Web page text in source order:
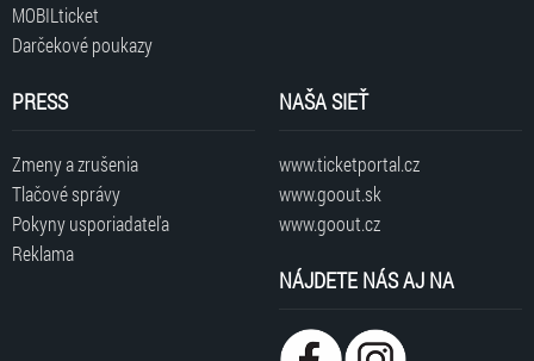
MOBILticket
Darčekové poukazy
PRESS
Zmeny a zrušenia
Tlačové správy
Pokyny usporiadateľa
Reklama
NAŠA SIEŤ
www.ticketportal.cz
www.goout.sk
www.goout.cz
NÁJDETE NÁS AJ NA